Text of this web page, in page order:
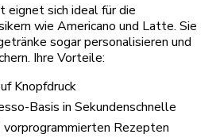
eignet sich ideal für die
wie Americano und Latte. Sie
sogar personalisieren und
Ihre Vorteile:
Knopfdruck
Basis in Sekundenschnelle
Rezepten